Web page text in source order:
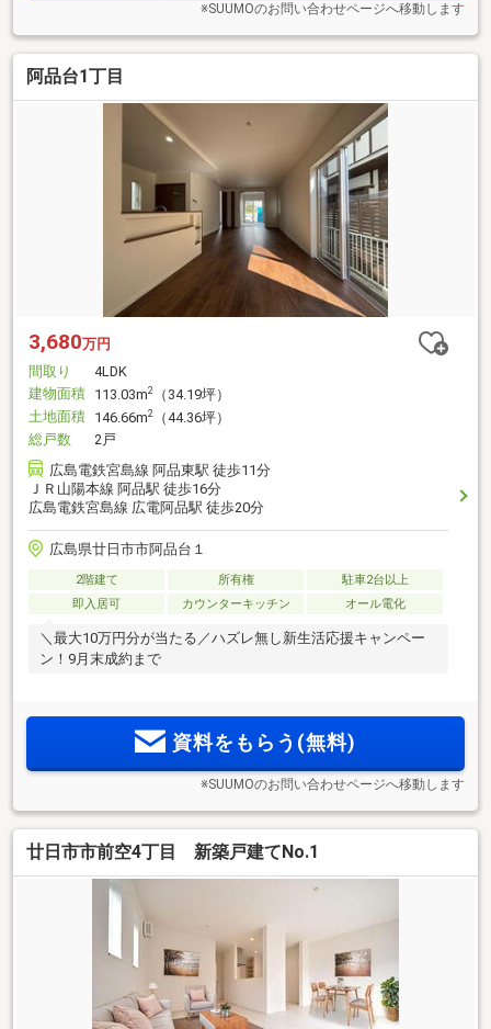
※SUUMOのお問い合わせページへ移動します
阿品台1丁目
3,680万円
間取り
4LDK
建物面積 113.03m2
（34.19坪）
土地面積 146.66m2
（44.36坪）
総戸数
2戸
広島電鉄宮島線 阿品東駅 徒歩11分
ＪＲ山陽本線 阿品駅 徒歩16分
広島電鉄宮島線 広電阿品駅 徒歩20分
広島県廿日市市阿品台１
2階建て 所有権
駐車2台以上
即入居可
カウンターキッチン オール電化
＼最大10万円分が当たる／ハズレ無し新生活応援キャンペー
ン！9月末成約まで
資料をもらう(無料)
※SUUMOのお問い合わせページへ移動します
廿日市市前空4丁目 新築戸建てNo.1